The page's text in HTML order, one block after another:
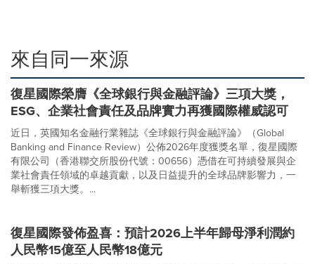
來自同一來源
復星國際榮膺《全球銀行與金融評論》三項大獎，
ESG、企業社會責任及品牌實力再獲國際權威認可
近日，英國知名金融行業雜誌《全球銀行與金融評論》（Global
Banking and Finance Review）公佈2026年度獲獎名單，復星國際
有限公司（香港聯交所股份代號：00656）憑借在可持續發展與企
業社會責任領域的卓越貢獻，以及日益提升的全球品牌影響力，一
舉斬獲三項大獎。...
復星國際發佈盈喜：預計2026上半年歸母淨利潤約
人民幣15億至人民幣18億元